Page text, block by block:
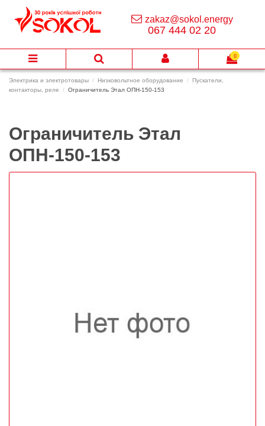
Электрика и электротовары Низковольтное оборудование
Пускатели,
контакторы, реле
Ограничитель Этал ОПН-150-153
Ограничитель Этал
ОПН-150-153
zakaz@sokol.energy
067 444 02 20
0